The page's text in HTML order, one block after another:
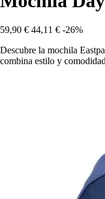
59,90 € 44,11 € -26%
Descubre la mochila
combina estilo y